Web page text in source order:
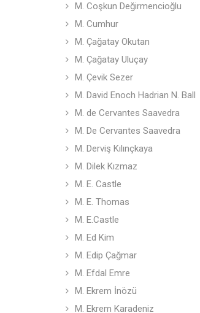
M. Coşkun Değirmencioğlu
M. Cumhur
M. Çağatay Okutan
M. Çağatay Uluçay
M. Çevik Sezer
M. David Enoch Hadrian N. Ball
M. de Cervantes Saavedra
M. De Cervantes Saavedra
M. Derviş Kılınçkaya
M. Dilek Kızmaz
M. E. Castle
M. E. Thomas
M. E.Castle
M. Ed Kim
M. Edip Çağmar
M. Efdal Emre
M. Ekrem İnözü
M. Ekrem Karadeniz